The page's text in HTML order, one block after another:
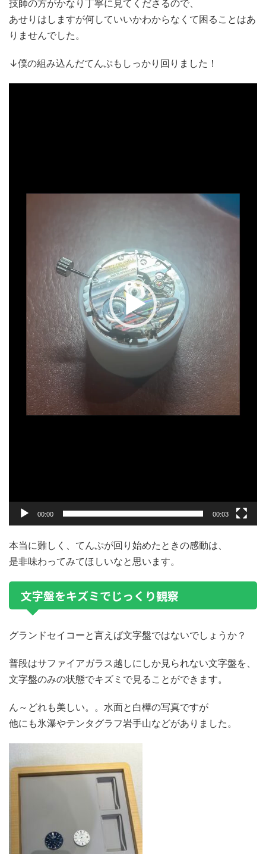
技師の方がかなり丁寧に見てくださるので、
あせりはしますが何していいかわからなくて困ることはあ
りませんでした。
↓僕の組み込んだてんぷもしっかり回りました！
00:00 00:03
本当に難しく、てんぷが回り始めたときの感動は、
是非味わってみてほしいなと思います。
文字盤をキズミでじっくり観察
グランドセイコーと言えば文字盤ではないでしょうか？
普段はサファイアガラス越しにしか見られない文字盤を、
文字盤のみの状態でキズミで見ることができます。
ん～どれも美しい。。水面と白樺の写真ですが
他にも氷瀑やテンタグラフ岩手山などがありました。